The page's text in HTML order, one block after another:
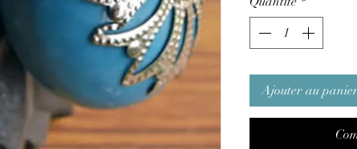
Ajouter au